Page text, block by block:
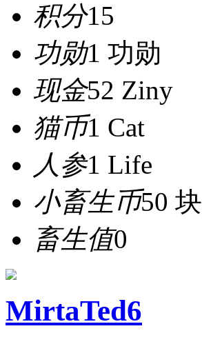
积分15
功勋1 功勋
现金52 Ziny
猫币1 Cat
人参1 Life
小畜生币50 块
畜生值0
MirtaTed6